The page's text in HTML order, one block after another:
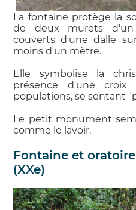
La fontaine protège la
de deux murets
couverts d'une dalle
moins d'un mètre.
Elle symbolise la
présence d'une croix
populations, se sentant
Le petit monument
comme le lavoir.
Fontaine et
(XXe)